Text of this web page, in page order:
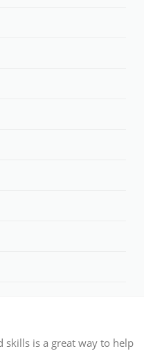
is a great way to help